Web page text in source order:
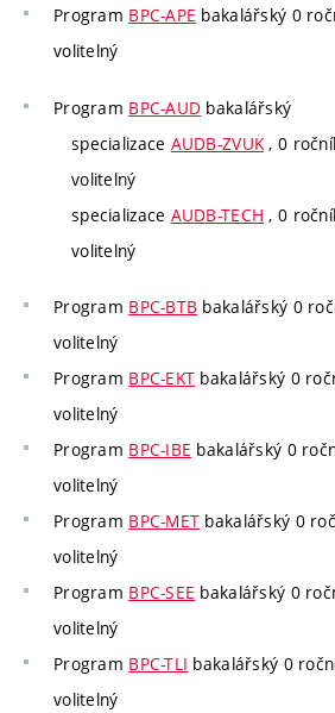
Program BPC-APE bakalářský 0
volitelný
Program BPC-AUD bakalářský
specializace AUDB-ZVUK , 0
volitelný
specializace AUDB-TECH , 0
volitelný
Program BPC-BTB bakalářský 0
volitelný
Program BPC-EKT bakalářský 0
volitelný
Program BPC-IBE bakalářský 0
volitelný
Program BPC-MET bakalářský 0
volitelný
Program BPC-SEE bakalářský 0
volitelný
Program BPC-TLI bakalářský 0
volitelný